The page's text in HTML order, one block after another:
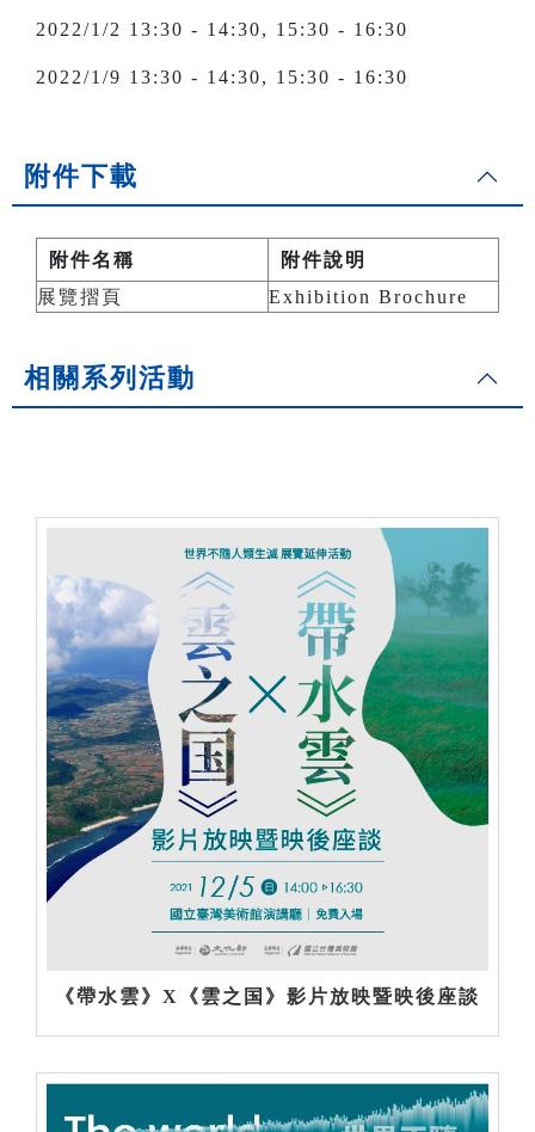
2022/1/2 13:30 - 14:30, 15:30 - 16:30
2022/1/9 13:30 - 14:30, 15:30 - 16:30
附件下載
附件名稱
附件說明
展覽摺頁
Exhibition Brochure
相關系列活動
《帶水雲》X《雲之国》影片放映暨映後座談